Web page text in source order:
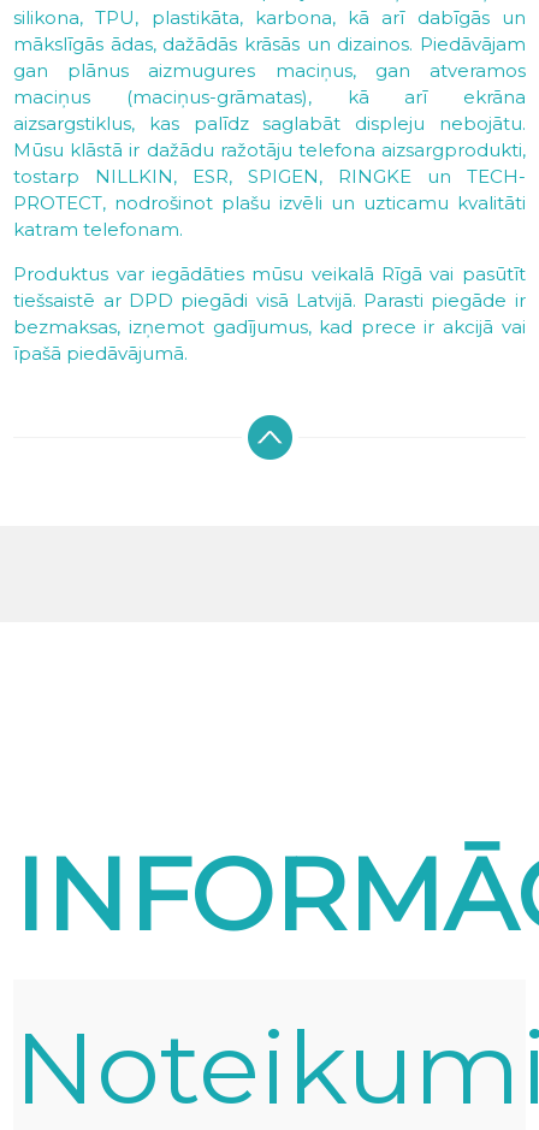
silikona, TPU, plastikāta, karbona, kā arī dabīgās un
mākslīgās ādas, dažādās krāsās un dizainos. Piedāvājam
gan plānus aizmugures maciņus, gan atveramos
maciņus (maciņus-grāmatas), kā arī ekrāna
aizsargstiklus, kas palīdz saglabāt displeju nebojātu.
Mūsu klāstā ir dažādu ražotāju telefona aizsargprodukti,
tostarp NILLKIN, ESR, SPIGEN, RINGKE un TECH-
PROTECT, nodrošinot plašu izvēli un uzticamu kvalitāti
katram telefonam.
Produktus var iegādāties mūsu veikalā Rīgā vai pasūtīt
tiešsaistē ar DPD piegādi visā Latvijā. Parasti piegāde ir
bezmaksas, izņemot gadījumus, kad prece ir akcijā vai
īpašā piedāvājumā.